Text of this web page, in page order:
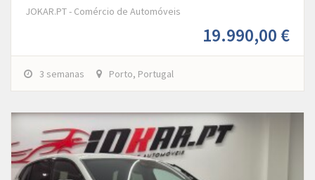
JOKAR.PT - Comércio de Automóveis
19.990,00 €
3 semanas Porto, Portugal